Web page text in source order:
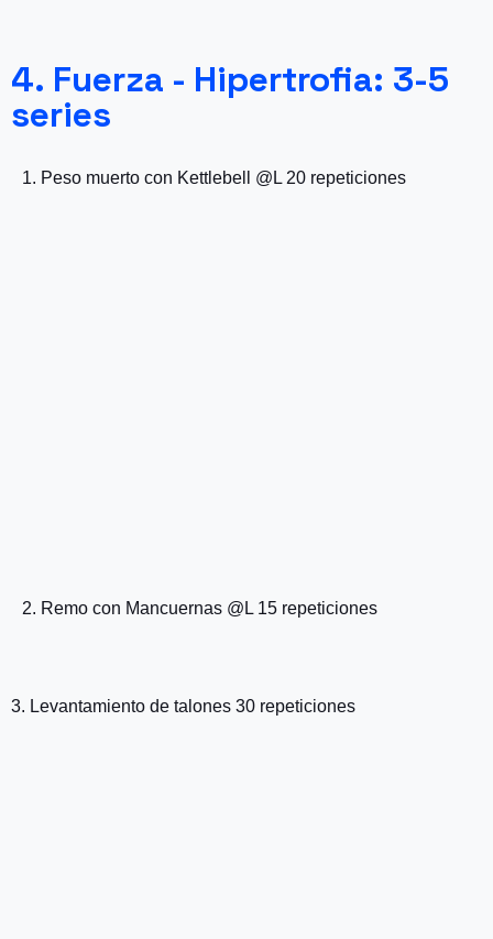
4. Fuerza - Hipertrofia: 3-5
series
1. Peso muerto con Kettlebell @L 20 repeticiones
2. Remo con Mancuernas @L 15 repeticiones
3. Levantamiento de talones 30 repeticiones